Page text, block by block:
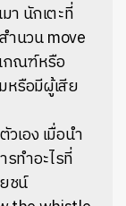
า นักเตะที่
ำนวน move
กณฑ์หรือ
หรือมีผู้เสีย
เอง เมื่อนำ
ทำอะไรที่
ชน์